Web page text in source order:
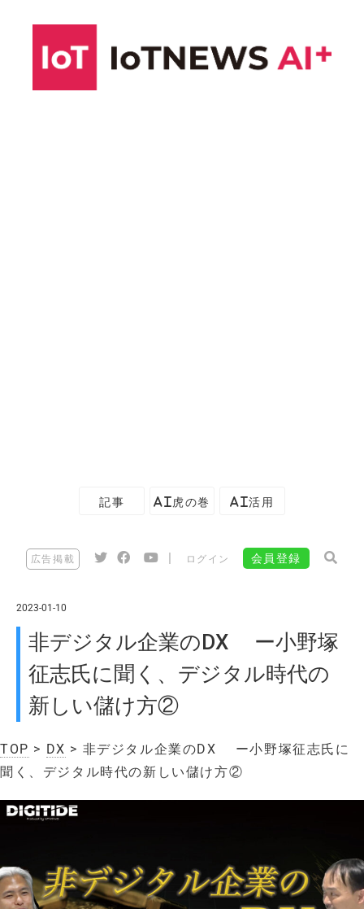
記事 AI虎の巻 AI活用
広告掲載 ログイン 会員登録
2023-01-10
非デジタル企業のDX ー小野塚
征志氏に聞く、デジタル時代の
新しい儲け方②
TOP > DX > 非デジタル企業のDX ー小野塚征志氏に
聞く、デジタル時代の新しい儲け方②